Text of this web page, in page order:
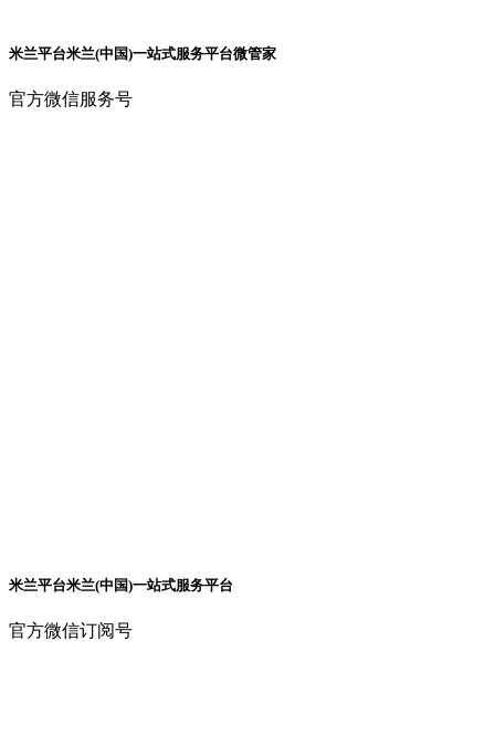
米兰平台米兰(中国)一站式服务平台微管家
官方微信服务号
米兰平台米兰(中国)一站式服务平台
官方微信订阅号